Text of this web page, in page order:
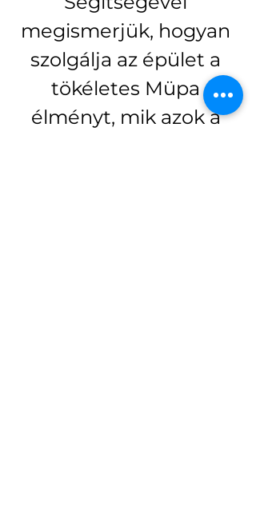
megismerjük, hogyan
szolgálja az épület a
tökéletes Müpa
élményt, mik azok a